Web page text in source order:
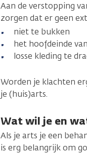
Aan de verstopping
zorgen dat er geen
niet te bukken
het hoofdeinde
losse kleding te
Worden je klachten
je (huis)arts.
Wat wil je en
Als je arts je een
is erg belangrijk om